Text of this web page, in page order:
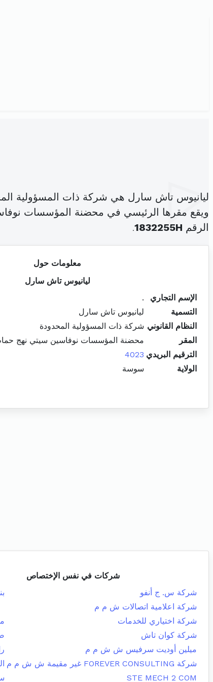
ليانيوس تاش سارل هي شركة ذات المسؤولية
ويقع مقرها الرئيسي في محضنة المؤسسات
الرقم 1832255H
.
معلومات حول
ليانيوس تاش سارل
الإسم التجاري
.
التسمية
ليانيوس تاش سارل
النظام القانوني شركة ذات المسؤولية المحدودة
المقر
محضنة المؤسسات نوفاسين سيتي نهج
الترقيم البريدي 4023
الولاية
سوسة
شركات في نفس الإختصاص
شركة س. ج أنفو
شركة اعلامية اتصالات ش م م
شركة اختياري للخدمات
شركة كوان تاش
ميلين أوديت سرفيس ش ش م م
شركة FOREVER CONSULTING غير مقيمة ش ش م م
STE MECH 2 COM